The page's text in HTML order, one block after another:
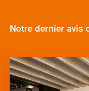
Notre dernier avis